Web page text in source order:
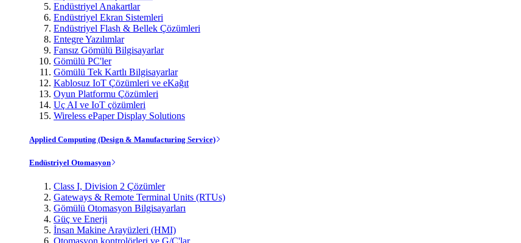
Endüstriyel Anakartlar
Endüstriyel Ekran Sistemleri
Endüstriyel Flash & Bellek Çözümleri
Entegre Yazılımlar
Fansız Gömülü Bilgisayarlar
Gömülü PC'ler
Gömülü Tek Kartlı Bilgisayarlar
Kablosuz IoT Çözümleri ve eKağıt
Oyun Platformu Çözümleri
Uç AI ve IoT çözümleri
Wireless ePaper Display Solutions
Applied Computing (Design & Manufacturing Service)
Endüstriyel Otomasyon
Class I, Division 2 Çözümler
Gateways & Remote Terminal Units (RTUs)
Gömülü Otomasyon Bilgisayarları
Güç ve Enerji
İnsan Makine Arayüzleri (HMI)